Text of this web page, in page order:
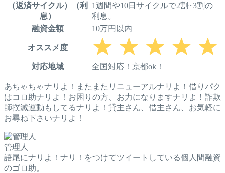
（返済サイクル）（利
息）
1週間や10日サイクルで2割~3割の
利息。
融資金額
10万円以内
オススメ度
対応地域 全国対応！京都ok！
あちゃちゃナリよ！またまたリニューアルナリよ！借りパク
はコロ助ナリよ！お困りの方、お力になりますナリよ！詐欺
師撲滅運動もしてるナリよ！貸主さん、借主さん、お気軽に
お尋ね下さいナリよ！
管理人
語尾にナリよ！ナリ！をつけてツイートしている個人間融資
のゴロ助。